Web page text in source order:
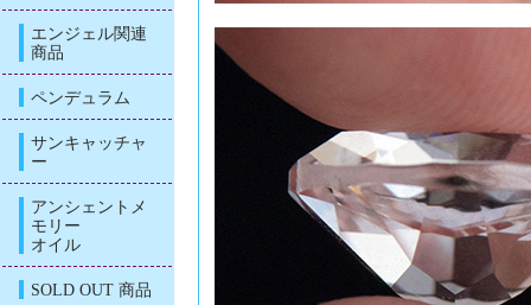
エンジェル関連
商品
ペンデュラム
サンキャッチャ
ー
アンシェントメ
モリー
オイル
SOLD OUT 商品